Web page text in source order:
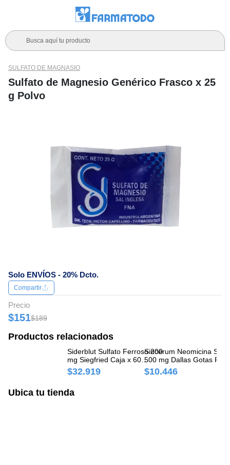
Busca aquí tu producto
Solo ENVÍOS - 20% Dcto.
SULFATO DE MAGNASIO
Sulfato de Magnesio Genérico Frasco x 25
g Polvo
Compartir
Precio
$151$189
Productos relacionados
Siderblut Sulfato Ferroso 200
mg Siegfried Caja x 60
Comprimidos
$32.919
Sincerum Neomicina
500 mg Dallas Gotas
x 5 ml
$10.446
Ubica tu tienda